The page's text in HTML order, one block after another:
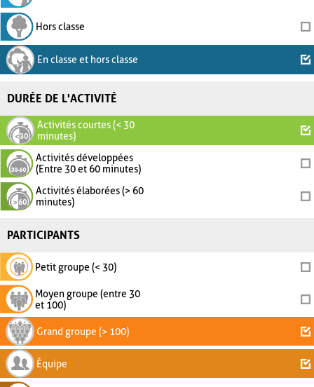
Hors classe
En classe et hors classe
DURÉE DE L'ACTIVITÉ
Activités courtes (< 30
minutes)
Activités développées
(Entre 30 et 60 minutes)
Activités élaborées (> 60
minutes)
PARTICIPANTS
Petit groupe (< 30)
Moyen groupe (entre 30
et 100)
Grand groupe (> 100)
Équipe